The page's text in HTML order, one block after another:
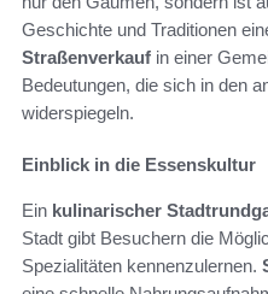
Geschichte und Traditionen
Straßenverkauf in einer
Bedeutungen, die sich in den
widerspiegeln.
Einblick in die Essenskultur
Ein kulinarischer
Stadt gibt Besuchern die
Spezialitäten kennenzulernen.